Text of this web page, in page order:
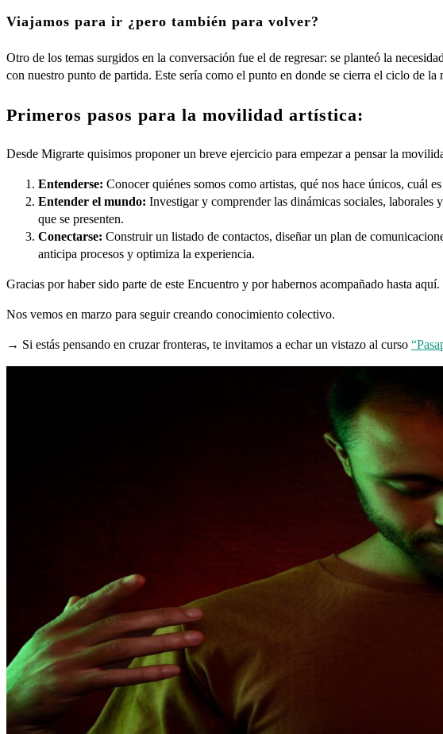
Viajamos para ir ¿pero también para volver?
Otro de los temas surgidos en la conversación fue el de regresar: se planteó la
con nuestro punto de partida. Este sería como el punto en donde se cierra el ciclo de
Primeros pasos para la movilidad artística:
Desde Migrarte quisimos proponer un breve ejercicio para empezar a pensar la
Entenderse: Conocer quiénes somos como artistas, qué nos hace únicos, cuál
Entender el mundo: Investigar y comprender las dinámicas sociales,
que se presenten.
Conectarse: Construir un listado de contactos, diseñar un plan de
anticipa procesos y optimiza la experiencia.
Gracias por haber sido parte de este Encuentro y por habernos acompañado hasta aquí.
Nos vemos en marzo para seguir creando conocimiento colectivo.
→ Si estás pensando en cruzar fronteras, te invitamos a echar un vistazo al curso